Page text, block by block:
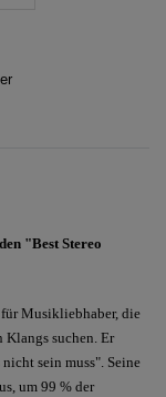
"Best Stereo
Musikliebhaber, die
suchen. Er
sein muss". Seine
um 99 % der